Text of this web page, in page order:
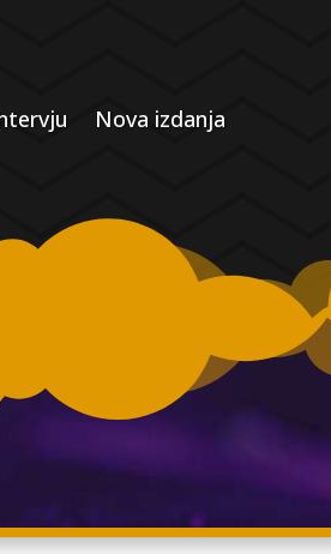
Nova izdanja